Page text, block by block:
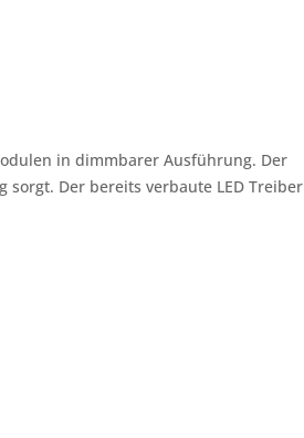
in dimmbarer Ausführung. Der
Der bereits verbaute LED Treiber